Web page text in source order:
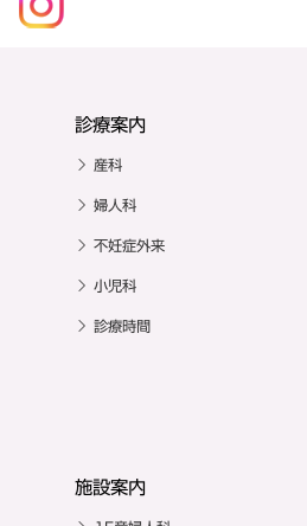
診療案内
産科
婦人科
不妊症外来
小児科
診療時間
施設案内